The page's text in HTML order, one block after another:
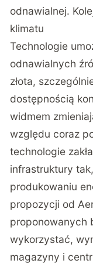
odnawialnej.
klimatu
Technologie
odnawialnych
złota,
dostępnością
widmem
względu coraz
technologie
infrastruktury
produkowaniu
propozycji od
proponowanych
wykorzystać,
magazyny i